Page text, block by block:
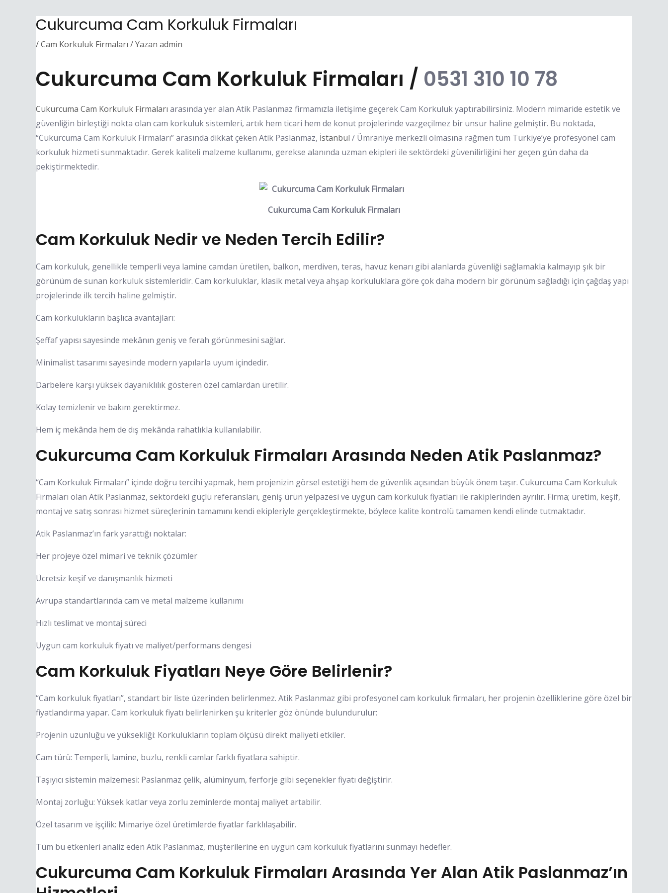
Cukurcuma Cam Korkuluk Firmaları
/Cam Korkuluk Firmaları / Yazan admin
Cukurcuma Cam Korkuluk Firmaları / 0531 310 10 78
Cukurcuma Cam Korkuluk Firmaları arasında yer alan Atik Paslanmaz firmamızla iletişime geçerek Cam Korkuluk yaptırabilirsiniz. Modern mimaride estetik ve
güvenliğin birleştiği nokta olan cam korkuluk sistemleri, artık hem ticari hem de konut projelerinde vazgeçilmez bir unsur haline gelmiştir. Bu noktada,
“Cukurcuma Cam Korkuluk Firmaları” arasında dikkat çeken Atik Paslanmaz, İstanbul / Ümraniye merkezli olmasına rağmen tüm Türkiye’ye profesyonel cam
korkuluk hizmeti sunmaktadır. Gerek kaliteli malzeme kullanımı, gerekse alanında uzman ekipleri ile sektördeki güvenilirliğini her geçen gün daha da
pekiştirmektedir.
Cukurcuma Cam Korkuluk Firmaları
Cam Korkuluk Nedir ve Neden Tercih Edilir?
Cam korkuluk, genellikle temperli veya lamine camdan üretilen, balkon, merdiven, teras, havuz kenarı gibi alanlarda güvenliği sağlamakla kalmayıp şık bir
görünüm de sunan korkuluk sistemleridir. Cam korkuluklar, klasik metal veya ahşap korkuluklara göre çok daha modern bir görünüm sağladığı için çağdaş yapı
projelerinde ilk tercih haline gelmiştir.
Cam korkulukların başlıca avantajları:
Şeffaf yapısı sayesinde mekânın geniş ve ferah görünmesini sağlar.
Minimalist tasarımı sayesinde modern yapılarla uyum içindedir.
Darbelere karşı yüksek dayanıklılık gösteren özel camlardan üretilir.
Kolay temizlenir ve bakım gerektirmez.
Hem iç mekânda hem de dış mekânda rahatlıkla kullanılabilir.
Cukurcuma Cam Korkuluk Firmaları Arasında Neden Atik Paslanmaz?
“Cam Korkuluk Firmaları” içinde doğru tercihi yapmak, hem projenizin görsel estetiği hem de güvenlik açısından büyük önem taşır. Cukurcuma Cam Korkuluk
Firmaları olan Atik Paslanmaz, sektördeki güçlü referansları, geniş ürün yelpazesi ve uygun cam korkuluk fiyatları ile rakiplerinden ayrılır. Firma; üretim, keşif,
montaj ve satış sonrası hizmet süreçlerinin tamamını kendi ekipleriyle gerçekleştirmekte, böylece kalite kontrolü tamamen kendi elinde tutmaktadır.
Atik Paslanmaz’ın fark yarattığı noktalar:
Her projeye özel mimari ve teknik çözümler
Ücretsiz keşif ve danışmanlık hizmeti
Avrupa standartlarında cam ve metal malzeme kullanımı
Hızlı teslimat ve montaj süreci
Uygun cam korkuluk fiyatı ve maliyet/performans dengesi
Cam Korkuluk Fiyatları Neye Göre Belirlenir?
“Cam korkuluk fiyatları”, standart bir liste üzerinden belirlenmez. Atik Paslanmaz gibi profesyonel cam korkuluk firmaları, her projenin özelliklerine göre özel bir
fiyatlandırma yapar. Cam korkuluk fiyatı belirlenirken şu kriterler göz önünde bulundurulur:
Projenin uzunluğu ve yüksekliği: Korkulukların toplam ölçüsü direkt maliyeti etkiler.
Cam türü: Temperli, lamine, buzlu, renkli camlar farklı fiyatlara sahiptir.
Taşıyıcı sistemin malzemesi: Paslanmaz çelik, alüminyum, ferforje gibi seçenekler fiyatı değiştirir.
Montaj zorluğu: Yüksek katlar veya zorlu zeminlerde montaj maliyet artabilir.
Özel tasarım ve işçilik: Mimariye özel üretimlerde fiyatlar farklılaşabilir.
Tüm bu etkenleri analiz eden Atik Paslanmaz, müşterilerine en uygun cam korkuluk fiyatlarını sunmayı hedefler.
Cukurcuma Cam Korkuluk Firmaları Arasında Yer Alan Atik Paslanmaz’ın